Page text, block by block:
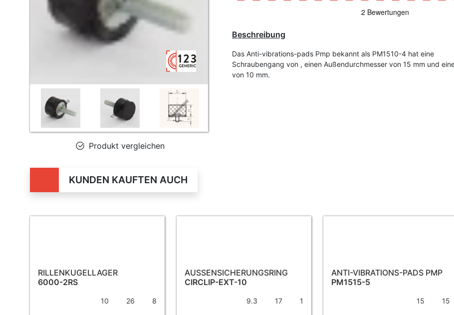
Produkt vergleichen
Beschreibung
Das Anti-vibrations-pads Pmp bekannt als PM1510-4 hat eine
Schraubengang von , einen Außendurchmesser von 15 mm und
von 10 mm.
KUNDEN KAUFTEN AUCH
RILLENKUGELLAGER
6000-2RS
10 26 8
AUSSENSICHERUNGSRING
CIRCLIP-EXT-10
9.3 17 1
ANTI-VIBRATIONS-PADS PMP
PM1515-5
15 15